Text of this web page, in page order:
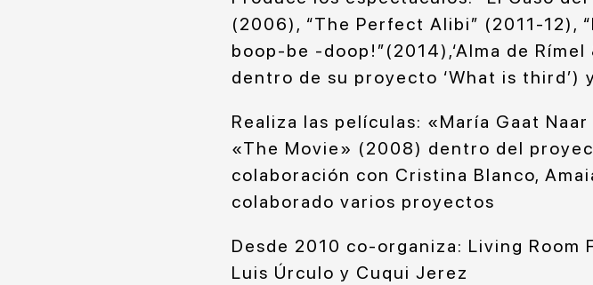
(2006), “The Perfect Alibi” (2011-
boop-be -doop!”(2014),‘Alma de Rímel
dentro de su proyecto ‘What is third’)
Realiza las películas: «María Gaat
«The Movie» (2008) dentro del
colaboración con Cristina Blanco,
colaborado varios proyectos
Desde 2010 co-organiza: Living Room
Luis Úrculo y Cuqui Jerez